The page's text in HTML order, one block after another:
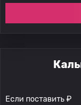
Если поставить ₽